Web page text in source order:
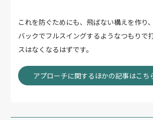
これを防ぐためにも、飛ばない構えを作り
バックでフルスイングするようなつもりで
スはなくなるはずです。
アプローチに関するほかの記事はこち